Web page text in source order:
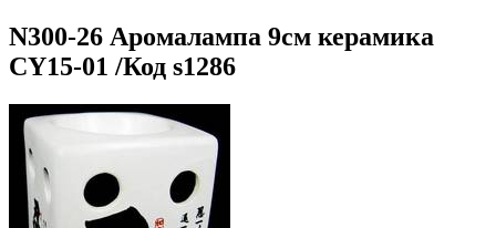
N300-26 Аромалампа 9см керамика
CY15-01 /Код s1286